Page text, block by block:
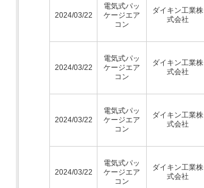
2024/03/22
電気式パッ
ケージエア
コン
ダイキン工業株
式会社
2024/03/22
電気式パッ
ケージエア
コン
ダイキン工業株
式会社
2024/03/22
電気式パッ
ケージエア
コン
ダイキン工業株
式会社
2024/03/22
電気式パッ
ケージエア
コン
ダイキン工業株
式会社